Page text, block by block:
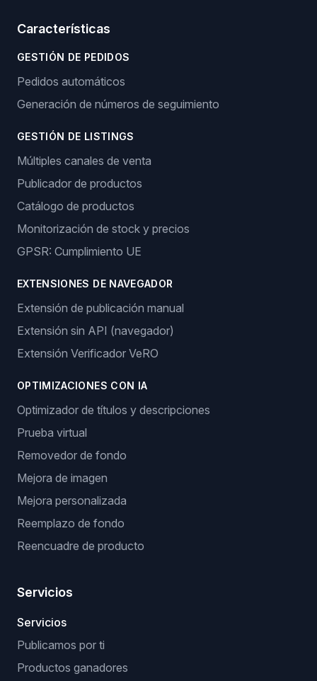
Características
GESTIÓN DE PEDIDOS
Pedidos automáticos
Generación de números de seguimiento
GESTIÓN DE LISTINGS
Múltiples canales de venta
Publicador de productos
Catálogo de productos
Monitorización de stock y precios
GPSR: Cumplimiento UE
EXTENSIONES DE NAVEGADOR
Extensión de publicación manual
Extensión sin API (navegador)
Extensión Verificador VeRO
OPTIMIZACIONES CON IA
Optimizador de títulos y descripciones
Prueba virtual
Removedor de fondo
Mejora de imagen
Mejora personalizada
Reemplazo de fondo
Reencuadre de producto
Servicios
Servicios
Publicamos por ti
Productos ganadores